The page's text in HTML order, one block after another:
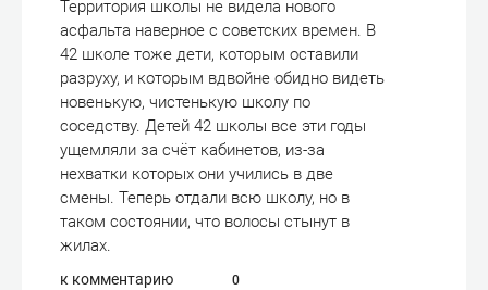
Территория школы не видела нового
асфальта наверное с советских времен. В
42 школе тоже дети, которым оставили
разруху, и которым вдвойне обидно видеть
новенькую, чистенькую школу по
соседству. Детей 42 школы все эти годы
ущемляли за счёт кабинетов, из-за
нехватки которых они учились в две
смены. Теперь отдали всю школу, но в
таком состоянии, что волосы стынут в
жилах.
к комментарию 0